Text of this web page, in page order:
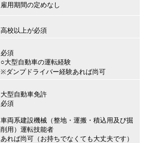
雇用期間の定めなし
高校以上が必須
必須
○大型自動車の運転経験
※ダンプドライバー経験あれば尚可
大型自動車免許
必須
車両系建設機械（整地・運搬・積込用及び掘
削用）運転技能者
あれば尚可（お持ちでなくても大丈夫です）